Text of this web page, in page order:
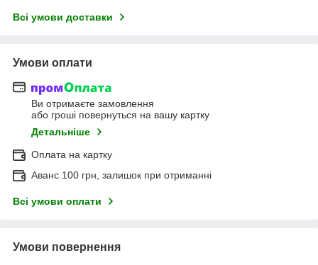
Всі умови доставки
Умови оплати
Ви отримаєте замовлення
або гроші повернуться на вашу картку
Детальніше
Оплата на картку
Аванс 100 грн, залишок при отриманні
Всі умови оплати
Умови повернення